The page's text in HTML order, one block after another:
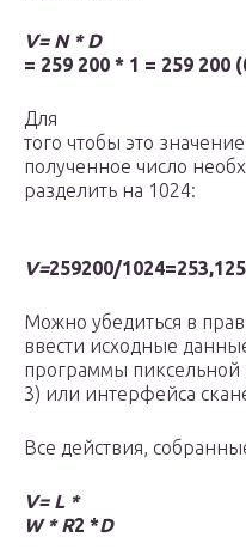
V= N * D
= 259 200 * 1 = 259 200
Для
того чтобы это
полученное число
разделить на 1024:
V=259200/
Можно убедиться в
ввести исходные
программы пиксельной
3) или интерфейса
Все действия,
V= L *
W * R2 *D